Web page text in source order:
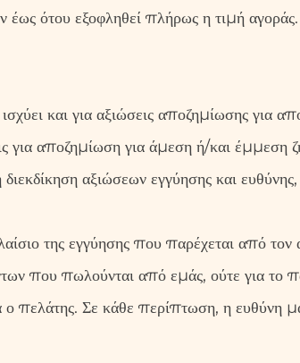
ότου εξοφληθεί πλήρως η τιμή αγοράς.
και για αξιώσεις αποζημίωσης για
για αποζημίωση για άμεση ή/και έμμεση
αξιώσεων εγγύησης και
της εγγύησης που παρέχεται από τον
που πωλούνται από εμάς, ούτε για το
πελάτης. Σε κάθε περίπτωση, η ευθύνη